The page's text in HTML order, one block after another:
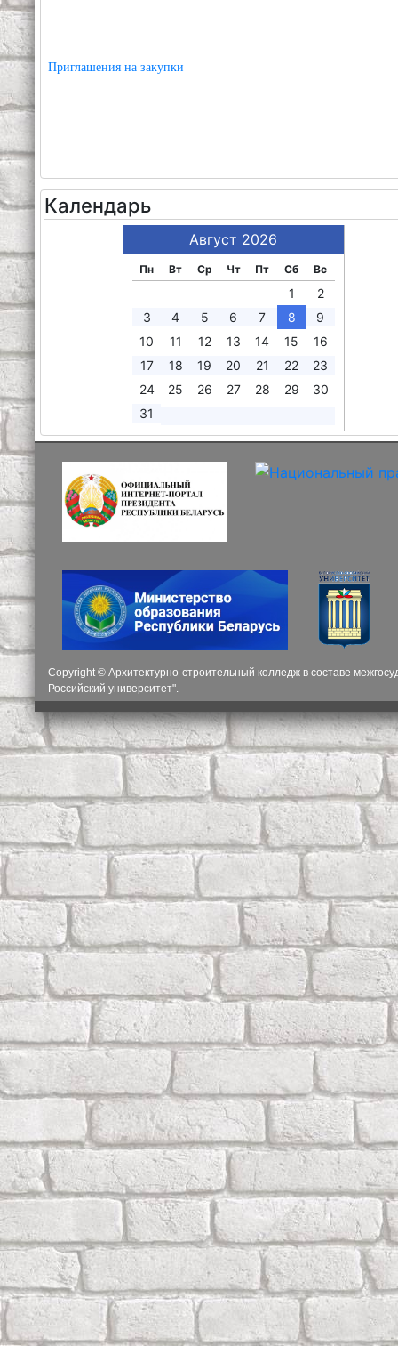
Приглашения на закупки
Календарь
Август 2026
Пн Вт Ср Чт Пт Сб Вс
1
2
3
4 5 6 7 8
9
10
11 12 13 14 15
16
17
18 19 20 21 22
23
24
25 26 27 28 29
30
31
Copyright © Архитектурно-строительный колледж в составе
Российский университет".